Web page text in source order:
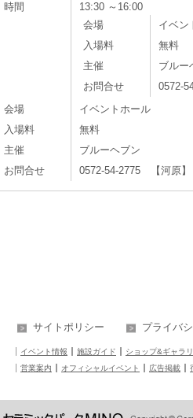
時間
13:30 ～16:00
会場
イベン
入場料
無料
主催
ブルー
お問合せ
0572-
会場
イベントホール
入場料
無料
主催
ブルーヘブン
お問合せ
0572-54-2775 【河原】
サイトポリシー プライバ
イベント情報 施設ガイド ショップ&ギャラ
営業案内
オフィシャルイベント 広告掲載